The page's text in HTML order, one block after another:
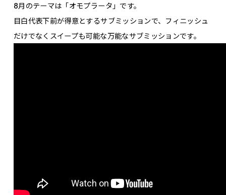
8月のテーマは「オモプラータ」です。
目白代表下前が得意とするサブミッションで、フィニッシュ
だけでなくスイープも可能な万能なサブミッションです。